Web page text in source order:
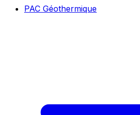
PAC Géothermique